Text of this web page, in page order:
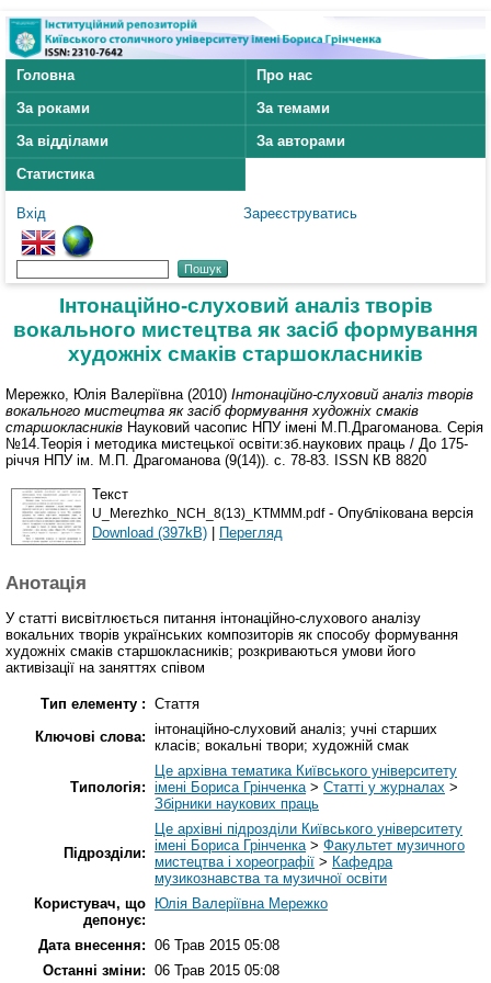
Головна
Про нас
За роками
За темами
За відділами
За авторами
Статистика
Вхід Зареєструватись
Інтонаційно-слуховий аналіз творів
вокального мистецтва як засіб формування
художніх смаків старшокласників
Мережко, Юлія Валеріївна (2010) Інтонаційно-слуховий аналіз творів
вокального мистецтва як засіб формування художніх смаків
старшокласників Науковий часопис НПУ імені М.П.Драгоманова. Серія
№14.Теорія і методика мистецької освіти:зб.наукових праць / До 175-
річчя НПУ ім. М.П. Драгоманова (9(14)). с. 78-83. ISSN КВ 8820
Текст
U_Merezhko_NCH_8(13)_KTMMM.pdf- Опублікована версія
Download (397kB) | Перегляд
Анотація
У статті висвітлюється питання інтонаційно-слухового аналізу
вокальних творів українських композиторів як способу формування
художніх смаків старшокласників; розкриваються умови його
активізації на заняттях співом
Тип елементу : Стаття
Ключові слова: інтонаційно-слуховий аналіз; учні старших
класів; вокальні твори; художній смак
Типологія:
Це архівна тематика Київського університету
імені Бориса Грінченка> Статті у журналах >
Збірники наукових праць
Підрозділи:
Це архівні підрозділи Київського університету
імені Бориса Грінченка> Факультет музичного
мистецтва і хореографії > Кафедра
музикознавства та музичної освіти
Користувач, що
депонує:
Юлія Валеріївна Мережко
Дата внесення: 06 Трав 2015 05:08
Останні зміни: 06 Трав 2015 05:08